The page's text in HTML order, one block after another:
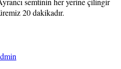
20 dakikadır.